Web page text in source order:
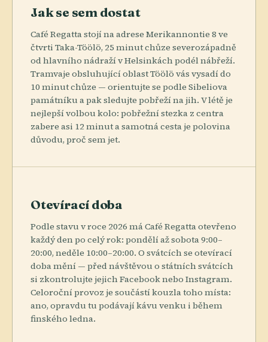
Jak se sem dostat
Café Regatta stojí na adrese Merikannontie 8 ve
čtvrti Taka-Töölö, 25 minut chůze severozápadně
od hlavního nádraží v Helsinkách podél nábřeží.
Tramvaje obsluhující oblast Töölö vás vysadí do
10 minut chůze — orientujte se podle Sibeliova
památníku a pak sledujte pobřeží na jih. V létě je
nejlepší volbou kolo: pobřežní stezka z centra
zabere asi 12 minut a samotná cesta je polovina
důvodu, proč sem jet.
Otevírací doba
Podle stavu v roce 2026 má Café Regatta otevřeno
každý den po celý rok: pondělí až sobota 9:00–
20:00, neděle 10:00–20:00. O svátcích se otevírací
doba mění — před návštěvou o státních svátcích
si zkontrolujte jejich Facebook nebo Instagram.
Celoroční provoz je součástí kouzla toho místa:
ano, opravdu tu podávají kávu venku i během
finského ledna.